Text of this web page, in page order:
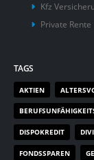
Kfz
Private Rente
TAGS
AKTIEN
DISPOKREDIT
FONDSSPAREN